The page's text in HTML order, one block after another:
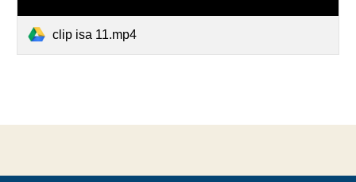
clip isa 11.mp4